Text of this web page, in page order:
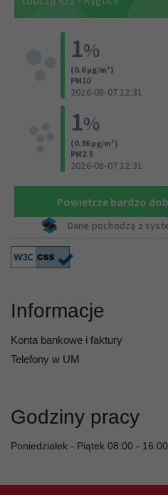
Informacje
Konta bankowe i faktury
Telefony w UM
Godziny pracy
Poniedziałek - Piątek 08:00 - 16:00